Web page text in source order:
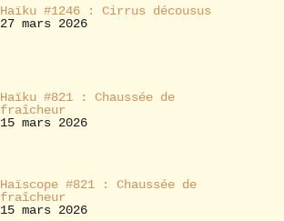
Haïku #1246 : Cirrus décousus
27 mars 2026
Haïku #821 : Chaussée de
fraîcheur
15 mars 2026
Haïscope #821 : Chaussée de
fraîcheur
15 mars 2026